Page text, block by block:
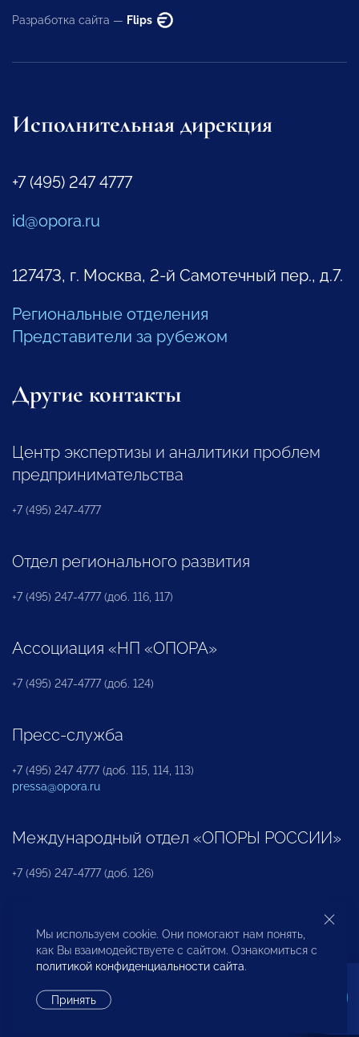
Разработка сайта — Flips
Исполнительная дирекция
+7 (495) 247 4777
id@opora.ru
127473, г. Москва, 2-й Самотечный пер., д.7.
Региональные отделения
Представители за рубежом
Другие контакты
Центр экспертизы и аналитики проблем
предпринимательства
+7 (495) 247-4777
Отдел регионального развития
+7 (495) 247-4777 (доб. 116, 117)
Ассоциация «НП «ОПОРА»
+7 (495) 247-4777 (доб. 124)
Пресс-служба
+7 (495) 247 4777 (доб. 115, 114, 113)
pressa@opora.ru
Международный отдел «ОПОРЫ РОССИИ»
+7 (495) 247-4777 (доб. 126)
Бюро по защите прав предпринимателей и
инвесторов
Мы используем cookie. Они помогают нам понять,
как Вы взаимодействуете с сайтом. Ознакомиться с
политикой конфиденциальности сайта.
Принять